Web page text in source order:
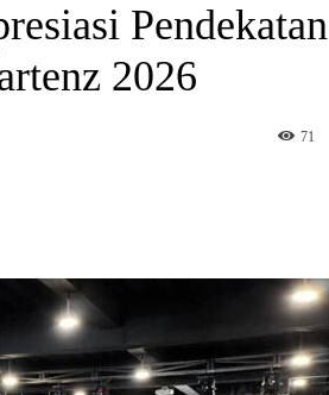
Pendekatan
2026
71